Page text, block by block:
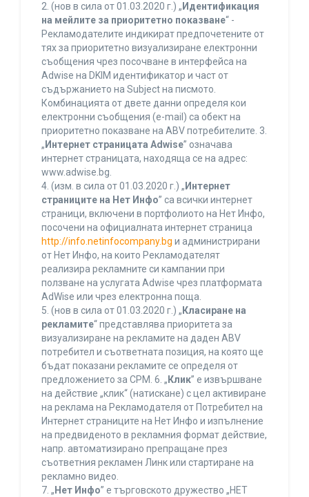
2. (нов в сила от 01.03.2020 г.) „ Идентификация
на мейлите за приоритетно показване“ -
Рекламодателите индикират предпочетените от
тях за приоритетно визуализиране електронни
съобщения чрез посочване в интерфейса на
Adwise на DKIM идентификатор и част от
съдържанието на Subject на писмото.
Комбинацията от двете данни определя кои
електронни съобщения (e-mail) са обект на
приоритетно показване на ABV потребителите. 3.
„ Интернет страницата Adwise” означава
интернет страницата, находяща се на адрес:
www.adwise.bg.
4. (изм. в сила от 01.03.2020 г.) „ Интернет
страниците на Нет Инфо” са всички интернет
страници, включени в портфолиото на Нет Инфо,
посочени на официалната интернет страница
http://info.netinfocompany.bg и администрирани
от Нет Инфо, на които Рекламодателят
реализира рекламните си кампании при
ползване на услугата Adwise чрез платформата
AdWise или чрез електронна поща.
5. (нов в сила от 01.03.2020 г.) „ Класиране на
рекламите“ представлява приоритета за
визуализиране на рекламите на даден ABV
потребител и съответната позиция, на която ще
бъдат показани рекламите се определя от
предложението за CPM. 6. „ Клик” е извършване
на действие „клик“ (натискане) с цел активиране
на реклама на Рекламодателя от Потребител на
Интернет страниците на Нет Инфо и изпълнение
на предвиденото в рекламния формат действие,
напр. автоматизирано препращане през
съответния рекламен Линк или стартиране на
рекламно видео.
7. „ Нет Инфо” е търговското дружество „НЕТ